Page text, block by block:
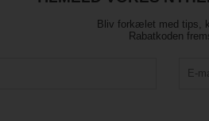
Bliv forkælet med tips,
Rabatkoden